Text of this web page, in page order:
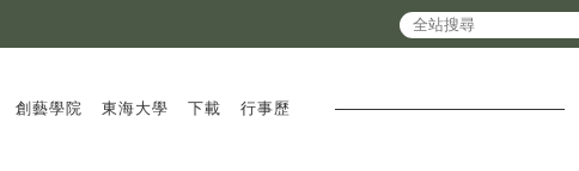
:::
創藝學院 東海大學 下載 行事歷